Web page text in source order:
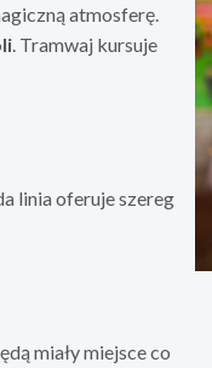
atmosferę.
. Tramwaj kursuje
linia oferuje szereg
miały miejsce co